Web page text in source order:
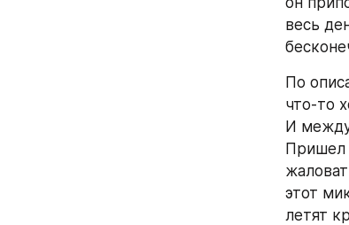
весь
По
что-то
И
Пришел
этот
летят